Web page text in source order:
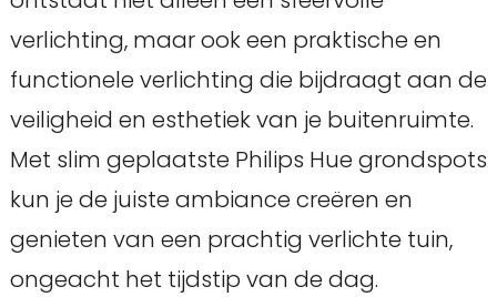
verlichting, maar ook een praktische en
functionele verlichting die bijdraagt aan de
veiligheid en esthetiek van je buitenruimte.
Met slim geplaatste Philips Hue grondspots
kun je de juiste ambiance creëren en
genieten van een prachtig verlichte tuin,
ongeacht het tijdstip van de dag.